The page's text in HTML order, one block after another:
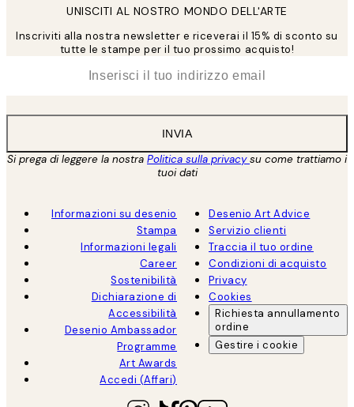
UNISCITI AL NOSTRO MONDO DELL'ARTE
Inscriviti alla nostra newsletter e riceverai il 15% di sconto su
tutte le stampe per il tuo prossimo acquisto!
INVIA
Si prega di leggere la nostra Politica sulla privacysu come trattiamo i
tuoi dati
Informazioni su desenio
Stampa
Informazioni legali
Career
Sostenibilità
Dichiarazione di
Accessibilità
Desenio Ambassador
Programme
Art Awards
Accedi (Affari)
Desenio Art Advice
Servizio clienti
Traccia il tuo ordine
Condizioni di acquisto
Privacy
Cookies
Richiesta annullamento
ordine
Gestire i cookie